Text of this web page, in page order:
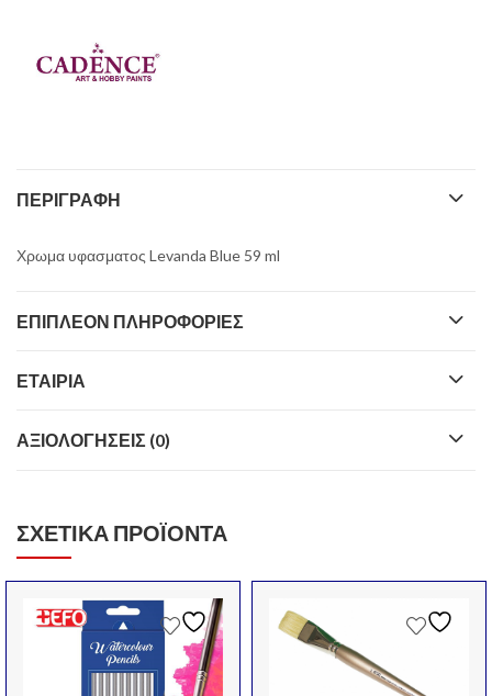
ΠΕΡΙΓΡΑΦΉ
Χρωμα υφασματος Levanda Blue 59 ml
ΕΠΙΠΛΈΟΝ ΠΛΗΡΟΦΟΡΊΕΣ
ΕΤΑΙΡΊΑ
ΑΞΙΟΛΟΓΉΣΕΙΣ (0)
ΣΧΕΤΙΚΆ ΠΡΟΪΌΝΤΑ